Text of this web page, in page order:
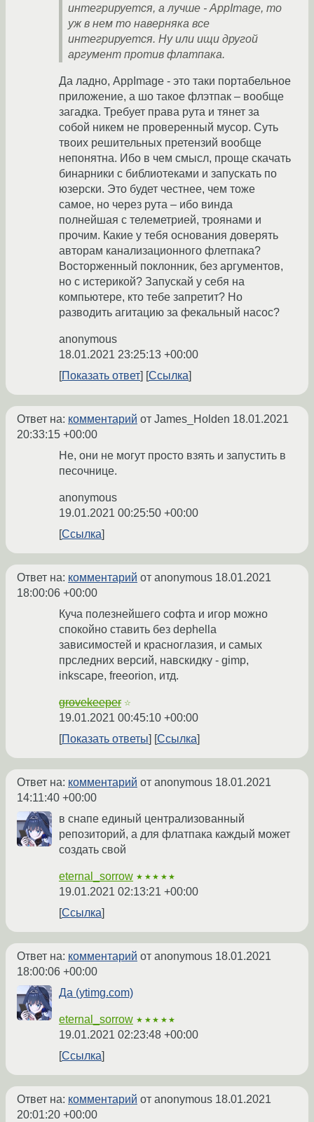
интегрируется, а лучше - AppImage, то
уж в нем то наверняка все
интегрируется. Ну или ищи другой
аргумент против флатпака.
Да ладно, AppImage - это таки портабельное
приложение, а шо такое флэтпак – вообще
загадка. Требует права рута и тянет за
собой никем не проверенный мусор. Суть
твоих решительных претензий вообще
непонятна. Ибо в чем смысл, проще скачать
бинарники с библиотеками и запускать по
юзерски. Это будет честнее, чем тоже
самое, но через рута – ибо винда
полнейшая с телеметрией, троянами и
прочим. Какие у тебя основания доверять
авторам канализационного флетпака?
Восторженный поклонник, без аргументов,
но с истерикой? Запускай у себя на
компьютере, кто тебе запретит? Но
разводить агитацию за фекальный насос?
anonymous
18.01.2021 23:25:13 +00:00
Показать ответ
Ссылка
Ответ на: комментарий от James_Holden 18.01.2021
20:33:15 +00:00
Не, они не могут просто взять и запустить в
песочнице.
anonymous
19.01.2021 00:25:50 +00:00
Ссылка
Ответ на: комментарий от anonymous 18.01.2021
18:00:06 +00:00
Куча полезнейшего софта и игор можно
спокойно ставить без dephella
зависимостей и красноглазия, и самых
прследних версий, навскидку - gimp,
inkscape, freeorion, итд.
grovekeeper ☆
19.01.2021 00:45:10 +00:00
Показать ответы
Ссылка
Ответ на: комментарий от anonymous 18.01.2021
14:11:40 +00:00
в снапе единый централизованный
репозиторий, а для флатпака каждый может
создать свой
eternal_sorrow ★★★★★
19.01.2021 02:13:21 +00:00
Ссылка
Ответ на: комментарий от anonymous 18.01.2021
18:00:06 +00:00
Да (ytimg.com)
eternal_sorrow ★★★★★
19.01.2021 02:23:48 +00:00
Ссылка
Ответ на: комментарий от anonymous 18.01.2021
20:01:20 +00:00